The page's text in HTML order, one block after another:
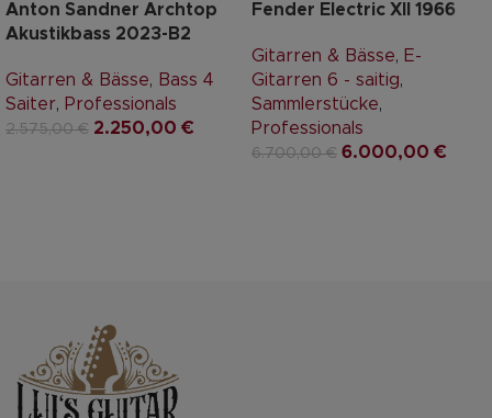
Anton Sandner Archtop
Akustikbass 2023-B2
Gitarren & Bässe, Bass 4
Saiter, Professionals
2.575,00€ 2.250,00 €
Fender Electric XII 1966
Gitarren & Bässe, E-
Gitarren 6 - saitig,
Sammlerstücke,
Professionals
6.700,00€ 6.000,00 €